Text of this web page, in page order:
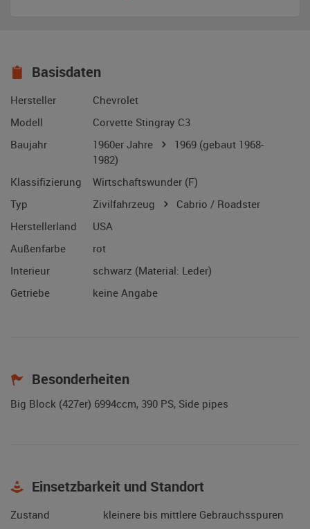
Basisdaten
Hersteller
Chevrolet
Modell
Corvette Stingray C3
Baujahr
1960er Jahre 1969 (gebaut 1968-
1982)
Klassifizierung
Wirtschaftswunder (F)
Typ
Zivilfahrzeug
Cabrio / Roadster
Herstellerland
USA
Außenfarbe
rot
Interieur
schwarz (Material: Leder)
Getriebe
keine Angabe
Besonderheiten
Big Block (427er) 6994ccm, 390 PS, Side pipes
Einsetzbarkeit und Standort
Zustand
kleinere bis mittlere Gebrauchsspuren